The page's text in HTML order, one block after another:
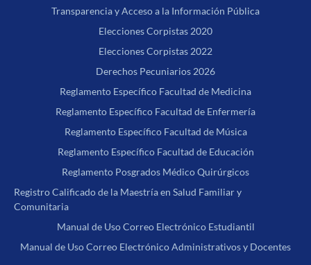
Transparencia y Acceso a la Información Pública
Elecciones Corpistas 2020
Elecciones Corpistas 2022
Derechos Pecuniarios 2026
Reglamento Específico Facultad de Medicina
Reglamento Específico Facultad de Enfermería
Reglamento Específico Facultad de Música
Reglamento Específico Facultad de Educación
Reglamento Posgrados Médico Quirúrgicos
Registro Calificado de la Maestría en Salud Familiar y
Comunitaria
Manual de Uso Correo Electrónico Estudiantil
Manual de Uso Correo Electrónico Administrativos y Docentes